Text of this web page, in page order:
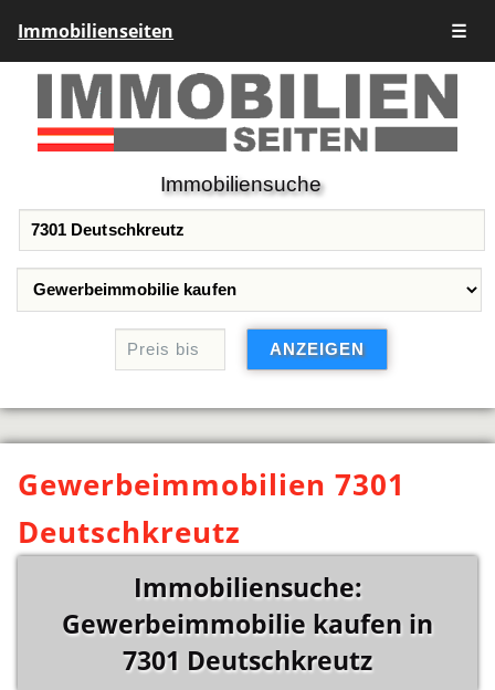
Immobilienseiten ☰
Immobiliensuche
Gewerbeimmobilien 7301
Deutschkreutz
Immobiliensuche:
Gewerbeimmobilie kaufen in
7301 Deutschkreutz